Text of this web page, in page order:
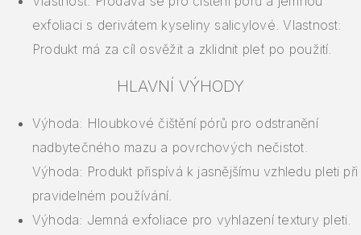
exfoliaci s derivátem kyseliny salicylové. Vlastnost:
Produkt má za cíl osvěžit a zklidnit pleť po použití.
HLAVNÍ VÝHODY
Výhoda: Hloubkové čištění pórů pro odstranění
nadbytečného mazu a povrchových nečistot.
Výhoda: Produkt přispívá k jasnějšímu vzhledu pleti při
pravidelném používání.
Výhoda: Jemná exfoliace pro vyhlazení textury pleti.